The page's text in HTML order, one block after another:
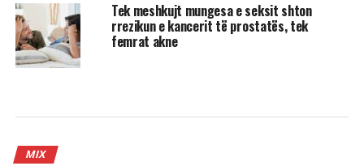
Tek meshkujt mungesa e seksit shton
rrezikun e kancerit të prostatës, tek
femrat akne
MIX